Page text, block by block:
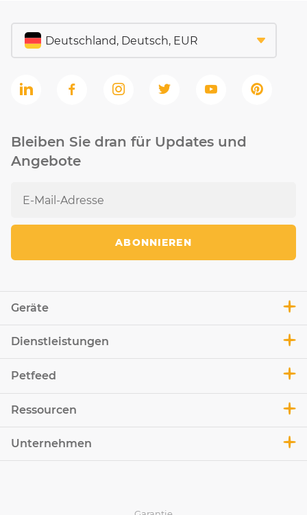
Geräte
Dienstleistungen
Petfeed
Ressourcen
Unternehmen
Bleiben Sie dran für Updates und
Angebote
ABONNIEREN